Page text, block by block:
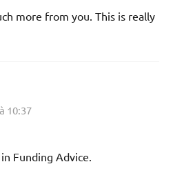
more from you. This is really
10:37
Funding Advice.